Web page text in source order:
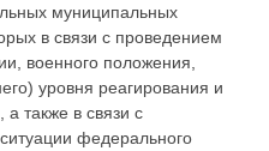
муниципальных
в связи с проведением
военного положения,
уровня реагирования и
также в связи с
федерального